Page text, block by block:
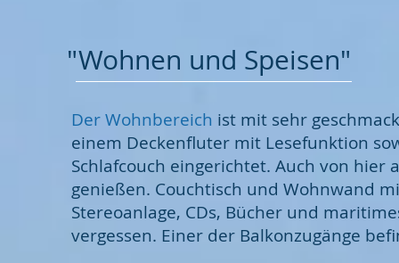
"Wohnen und Speisen"
​Der Wohnbereich ist mit sehr
einem Deckenfluter mit Lesefunktion
Schlafcouch eingerichtet. Auch von hier
genießen. Couchtisch und Wohnwand
Stereoanlage, CDs, Bücher und
vergessen. Einer der Balkonzugänge